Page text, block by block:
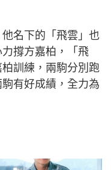
名下的「飛雲」也
撐方嘉柏，「飛
訓練，兩駒分別跑
有好成績，全力為